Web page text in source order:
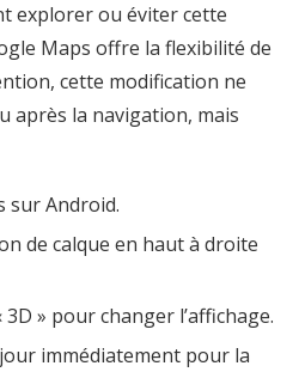
explorer ou éviter cette
Maps offre la flexibilité de
cette modification ne
après la navigation, mais
sur Android.
de calque en haut à droite
» pour changer l’affichage.
immédiatement pour la